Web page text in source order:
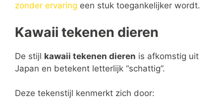
zonder ervaring een stuk toegankelijker wordt.
Kawaii tekenen dieren
De stijl kawaii tekenen dieren is afkomstig uit
Japan en betekent letterlijk “schattig”.
Deze tekenstijl kenmerkt zich door: